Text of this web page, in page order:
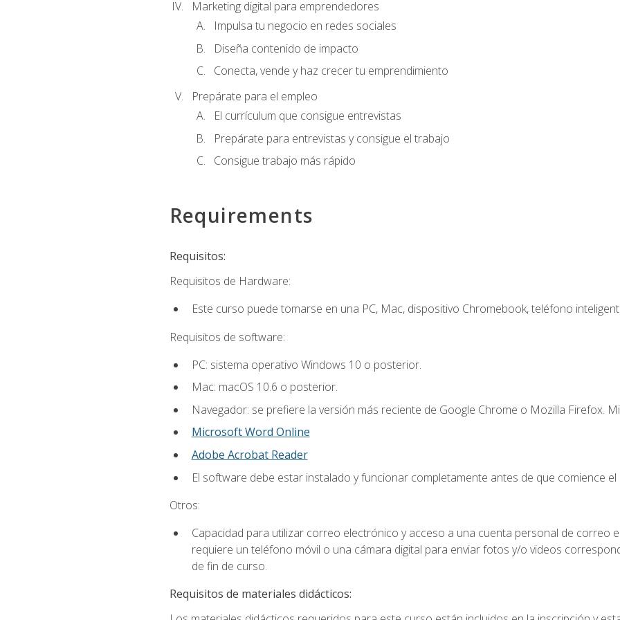
Marketing digital para emprendedores
Impulsa tu negocio en redes sociales
Diseña contenido de impacto
Conecta, vende y haz crecer tu emprendimiento
Prepárate para el empleo
El currículum que consigue entrevistas
Prepárate para entrevistas y consigue el trabajo
Consigue trabajo más rápido
Requirements
Requisitos:
Requisitos de Hardware:
Este curso puede tomarse en una PC, Mac, dispositivo Chromebook, teléfono
Requisitos de software:
PC: sistema operativo Windows 10 o posterior.
Mac: macOS 10.6 o posterior.
Navegador: se prefiere la versión más reciente de Google Chrome o Mozilla Firefox.
Microsoft Word Online
Adobe Acrobat Reader
El software debe estar instalado y funcionar completamente antes de que comience el
Otros:
Capacidad para utilizar correo electrónico y acceso a una cuenta personal de correo
requiere un teléfono móvil o una cámara digital para enviar fotos y/o videos
de fin de curso.
Requisitos de materiales didácticos: